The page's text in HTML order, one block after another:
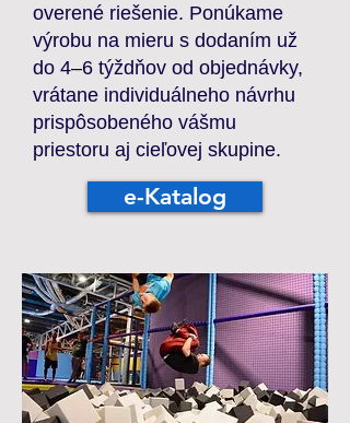
overené riešenie. Ponúkame
výrobu na mieru s dodaním už
do 4–6 týždňov od objednávky,
vrátane individuálneho návrhu
prispôsobeného vášmu
priestoru aj cieľovej skupine.
e-Katalog